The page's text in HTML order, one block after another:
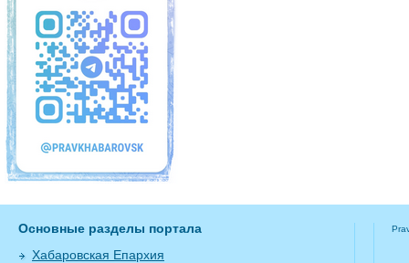
Основные разделы портала
Хабаровская Епархия